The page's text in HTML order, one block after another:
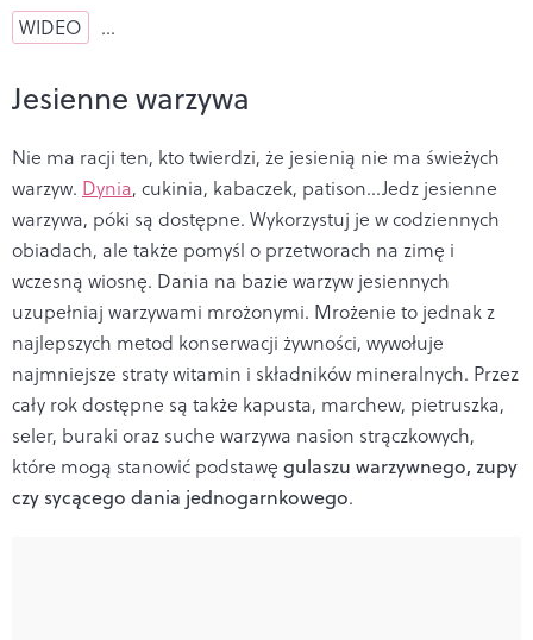
WIDEO …
Jesienne warzywa
Nie ma racji ten, kto twierdzi, że jesienią nie ma świeżych
warzyw. Dynia, cukinia, kabaczek, patison…Jedz jesienne
warzywa, póki są dostępne. Wykorzystuj je w codziennych
obiadach, ale także pomyśl o przetworach na zimę i
wczesną wiosnę. Dania na bazie warzyw jesiennych
uzupełniaj warzywami mrożonymi. Mrożenie to jednak z
najlepszych metod konserwacji żywności, wywołuje
najmniejsze straty witamin i składników mineralnych. Przez
cały rok dostępne są także kapusta, marchew, pietruszka,
seler, buraki oraz suche warzywa nasion strączkowych,
które mogą stanowić podstawę gulaszu warzywnego, zupy
czy sycącego dania jednogarnkowego.